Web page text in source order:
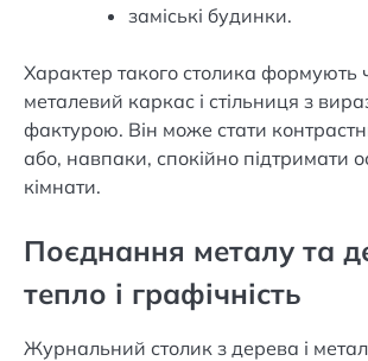
заміські будинки.
Характер такого столика формують
металевий каркас і стільниця з
фактурою. Він може стати
або, навпаки, спокійно підтримати
кімнати.
Поєднання металу та
тепло і графічність
Журнальний столик з дерева і